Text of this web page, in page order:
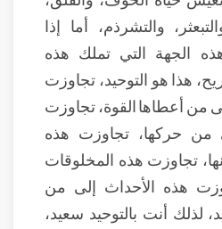
والتشرذم، أما إذا
الجهة التي تملك هذه
هذا هو التوحيد، تجاوزت
من أعطاها القوة، تجاوزت
من حركها، تجاوزت هذه
تجاوزت هذه المخلوقات
هذه الأحداث إلى من
لذلك أنت بالتوحيد سعيد،